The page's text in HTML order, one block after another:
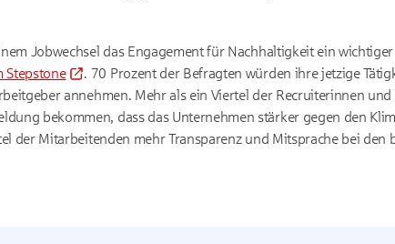
Jobwechsel das Engagement für Nachhaltigkeit ein
Stepstone
. 70 Prozent der Befragten würden ihre jetzige
annehmen. Mehr als ein Viertel der Recruiterinnen
bekommen, dass das Unternehmen stärker gegen den
der Mitarbeitenden mehr Transparenz und Mitsprache bei